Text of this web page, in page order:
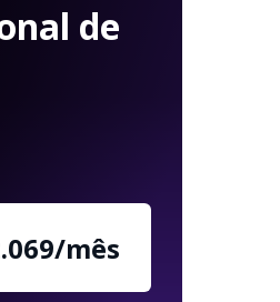
de
mês